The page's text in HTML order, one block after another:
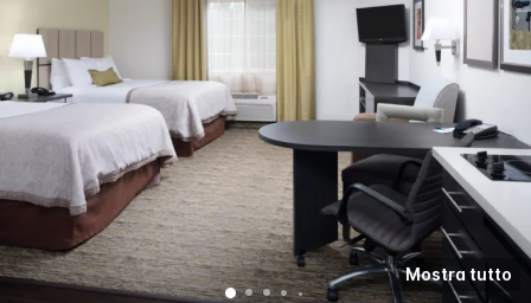
Mostra tutto